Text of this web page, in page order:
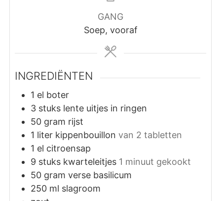
GANG
Soep, vooraf
INGREDIËNTEN
1 el boter
3 stuks lente uitjes in ringen
50 gram rijst
1 liter kippenbouillon van 2 tabletten
1 el citroensap
9 stuks kwarteleitjes 1 minuut gekookt
50 gram verse basilicum
250 ml slagroom